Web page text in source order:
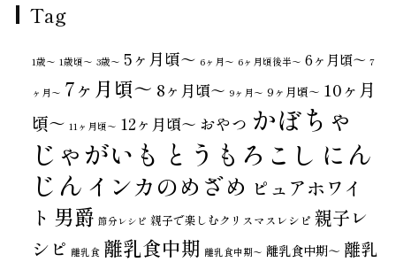
Tag
1歳〜 1歳頃～ 3歳〜 5ヶ月頃～ 6ヶ月〜 6ヶ月頃後半～ 6ヶ月頃～ 7
ヶ月〜 7ヶ月頃～ 8ヶ月頃～ 9ヶ月〜 9ヶ月頃～ 10ヶ月
頃～ 11ヶ月頃～ 12ヶ月頃～ おやつ かぼちゃ
じゃがいも とうもろこし にん
じん インカのめざめ ピュアホワイ
ト 男爵 節分レシピ 親子で楽しむクリスマスレシピ 親子レ
シピ 離乳食 離乳食中期 離乳食中期〜 離乳食中期～ 離乳